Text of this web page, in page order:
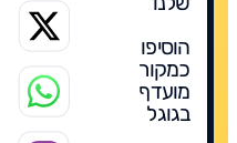
הוסיפו
כמקור
מועדף
בגוגל